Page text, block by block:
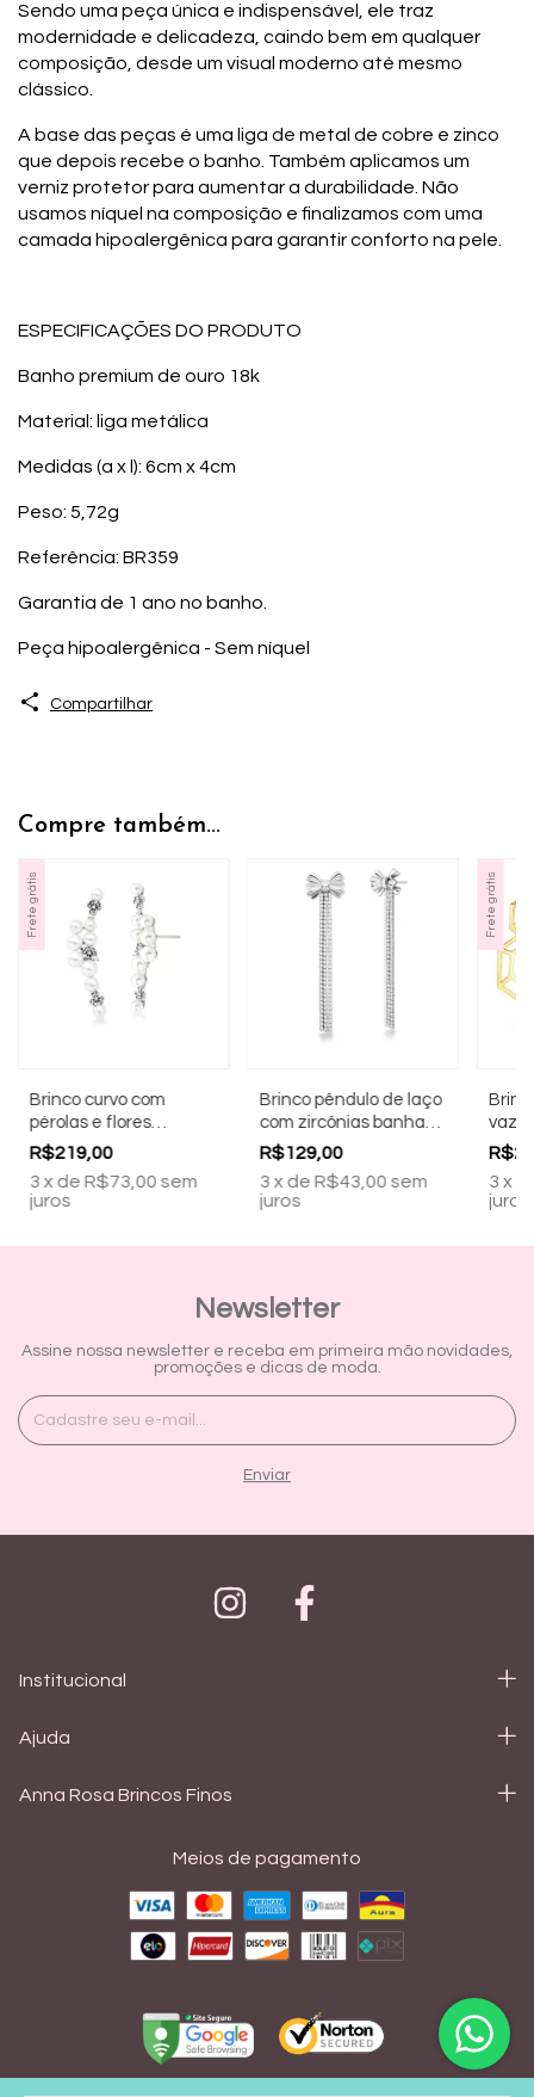
Sendo uma peça única e indispensável, ele traz
modernidade e delicadeza, caindo bem em qualquer
composição, desde um visual moderno até mesmo
clássico.
A base das peças é uma liga de metal de cobre e zinco
que depois recebe o banho. Também aplicamos um
verniz protetor para aumentar a durabilidade. Não
usamos níquel na composição e finalizamos com uma
camada hipoalergênica para garantir conforto na pele.
ESPECIFICAÇÕES DO PRODUTO
Banho premium de ouro 18k
Material: liga metálica
Medidas (a x l): 6cm x 4cm
Peso: 5,72g
Referência: BR359
Garantia de 1 ano no banho.
Peça hipoalergênica - Sem níquel
Compartilhar
Compre também...
Frete grátis
Brinco curvo com
pérolas e flores
banhado a ródio
R$219,00
3 xde R$73,00 sem
juros
Brinco pêndulo de laço
com zircônias banhado
a ródio branco
R$129,00
3 xde R$43,00 sem
juros
Frete grátis
ouro
3 x
juros
Newsletter
Assine nossa newsletter e receba em primeira mão novidades,
promoções e dicas de moda.
Institucional
Ajuda
Anna Rosa Brincos Finos
Meios de pagamento